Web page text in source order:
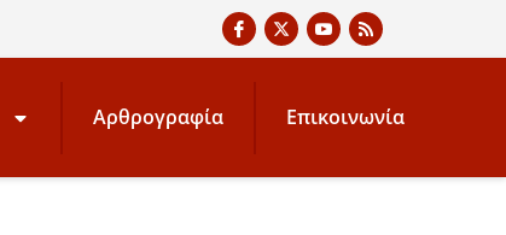
Αρθρογραφία Επικοινωνία